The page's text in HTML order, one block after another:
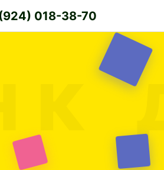
018-38-70